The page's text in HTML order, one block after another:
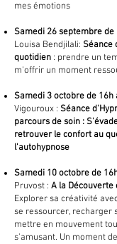
mes émotions
Samedi 26septembre de
Louisa Bendjilali: Séance
quotidien : prendre un
m'offrir un moment
Samedi 3 octobre de 16h
Vigouroux : Séance
parcours de soin :
retrouver le confort au
l'autohypnose
Samedi 10 octobre de
Pruvost : A la Découverte
Explorer sa créativité
se ressourcer, recharger
mettre en mouvement
s'amusant. Un moment